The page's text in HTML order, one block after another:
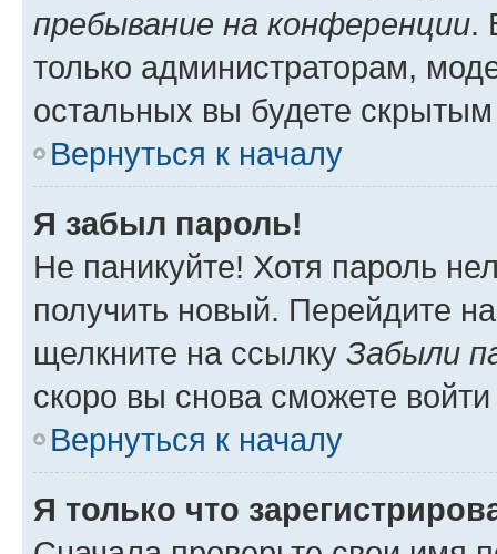
пребывание на конференции.
только администраторам,
остальных вы будете
Вернуться к началу
Я забыл пароль!
Не паникуйте! Хотя пароль
получить новый. Перейдите
щелкните на ссылку Забыли
скоро вы снова сможете
Вернуться к началу
Я только что